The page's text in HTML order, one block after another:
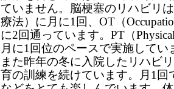
ていません。脳梗塞のリハビリ
療法）に月に1回、OT（
に2回通っています。PT（
月に1回位のペースで実施してい
また昨年の冬に入院したリハビ
育の訓練を続けています。月1